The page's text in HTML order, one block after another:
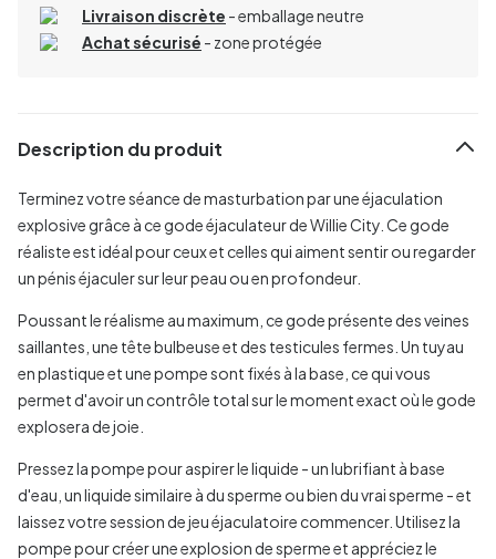
Livraison discrète - emballage neutre
Achat sécurisé - zone protégée
Description du produit
Terminez votre séance de masturbation par une éjaculation
explosive grâce à ce gode éjaculateur de Willie City. Ce gode
réaliste est idéal pour ceux et celles qui aiment sentir ou regarder
un pénis éjaculer sur leur peau ou en profondeur.
Poussant le réalisme au maximum, ce gode présente des veines
saillantes, une tête bulbeuse et des testicules fermes. Un tuyau
en plastique et une pompe sont fixés à la base, ce qui vous
permet d'avoir un contrôle total sur le moment exact où le gode
explosera de joie.
Pressez la pompe pour aspirer le liquide - un lubrifiant à base
d'eau, un liquide similaire à du sperme ou bien du vrai sperme - et
laissez votre session de jeu éjaculatoire commencer. Utilisez la
pompe pour créer une explosion de sperme et appréciez le